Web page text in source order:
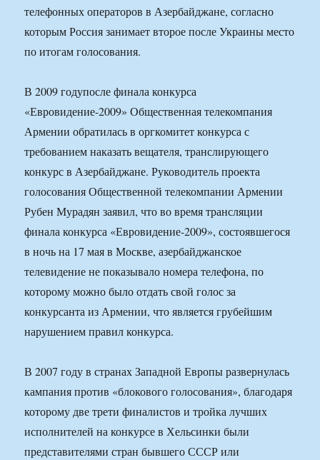
телефонных операторов в Азербайджане, согласно
которым Россия занимает второе после Украины место
по итогам голосования.
В 2009 годупосле финала конкурса
«Евровидение-2009» Общественная телекомпания
Армении обратилась в оргкомитет конкурса с
требованием наказать вещателя, транслирующего
конкурс в Азербайджане. Руководитель проекта
голосования Общественной телекомпании Армении
Рубен Мурадян заявил, что во время трансляции
финала конкурса «Евровидение-2009», состоявшегося
в ночь на 17 мая в Москве, азербайджанское
телевидение не показывало номера телефона, по
которому можно было отдать свой голос за
конкурсанта из Армении, что является грубейшим
нарушением правил конкурса.
В 2007 году в странах Западной Европы развернулась
кампания против «блокового голосования», благодаря
которому две трети финалистов и тройка лучших
исполнителей на конкурсе в Хельсинки были
представителями стран бывшего СССР или